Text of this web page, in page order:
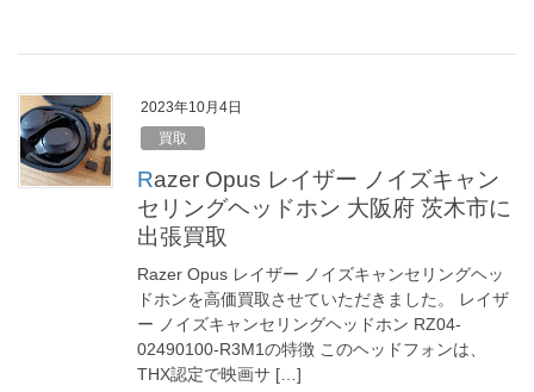
2023年10月4日
買取
Razer Opus レイザー ノイズキャン
セリングヘッドホン 大阪府 茨木市に
出張買取
Razer Opus レイザー ノイズキャンセリングヘッ
ドホンを高価買取させていただきました。 レイザ
ー ノイズキャンセリングヘッドホン RZ04-
02490100-R3M1の特徴 このヘッドフォンは、
THX認定で映画サ […]